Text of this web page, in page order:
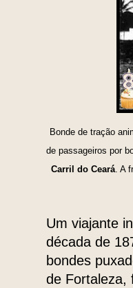
Bonde de tração
de passageiros por
Carril do Ceará. A
Um viajante
década de
bondes
de Fortaleza,